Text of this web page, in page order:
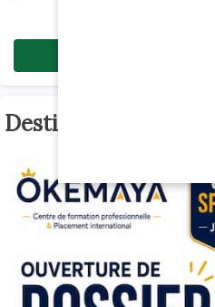
Destination